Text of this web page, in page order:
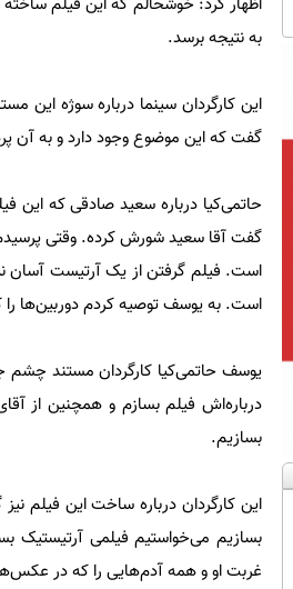
به نتیجه برسد.
گفت که این موضوع وجود دارد و به آن
حاتمی‌کیا درباره سعید صادقی که این
گفت آقا سعید شورش کرده. وقتی پرسیدم
است. فیلم گرفتن از یک آرتیست
است. به یوسف توصیه کردم دوربین‌ها را
یوسف حاتمی‌کیا کارگردان مستند چشم
درباره‌اش فیلم بسازم و همچنین از
بسازیم.
این کارگردان درباره ساخت این فیلم
بسازیم می‌خواستیم فیلمی آرتیستیک
غربت او و همه آدم‌هایی را که در